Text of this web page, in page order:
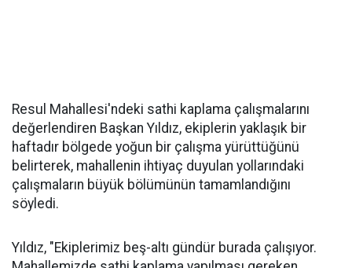
Resul Mahallesi'ndeki sathi kaplama çalışmalarını
değerlendiren Başkan Yıldız, ekiplerin yaklaşık bir
haftadır bölgede yoğun bir çalışma yürüttüğünü
belirterek, mahallenin ihtiyaç duyulan yollarındaki
çalışmaların büyük bölümünün tamamlandığını
söyledi.
Yıldız, "Ekiplerimiz beş-altı gündür burada çalışıyor.